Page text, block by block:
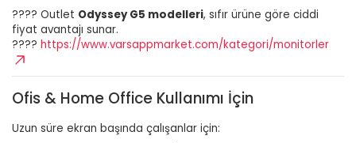
???? Outlet Odyssey G5 modelleri, sıfır ürüne göre ciddi
fiyat avantajı sunar.
???? https://www.varsappmarket.com/kategori/monitorler
Ofis & Home Office Kullanımı İçin
Uzun süre ekran başında çalışanlar için: